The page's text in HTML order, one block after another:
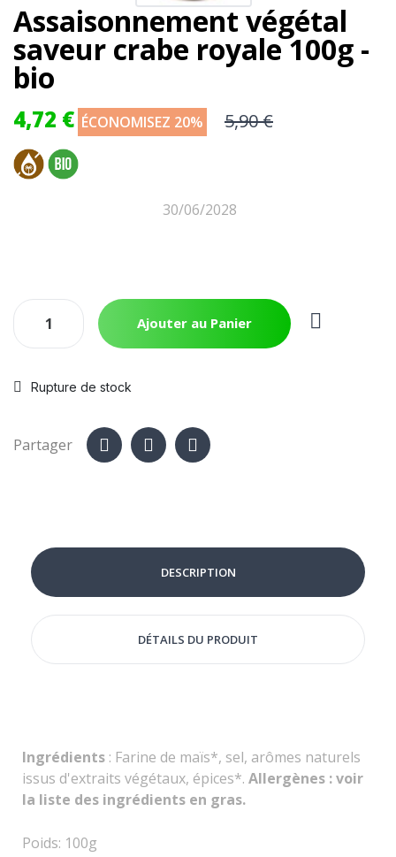
Assaisonnement végétal
saveur crabe royale 100g -
bio
4,72 € ÉCONOMISEZ 20% 5,90 €
30/06/2028
Ajouter au Panier
Rupture de stock
Partager
DESCRIPTION
DÉTAILS DU PRODUIT
Ingrédients : Farine de maïs*, sel, arômes naturels
issus d'extraits végétaux, épices*. Allergènes : voir
la liste des ingrédients en gras.
Poids: 100g